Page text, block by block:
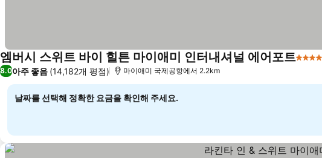
엠버시 스위트 바이 힐튼 마이애미 인터내셔널 에어포트4 성급
8.0아주 좋음 (14,182개 평점) 마이애미 국제공항에서 2.2km
날짜를 선택해 정확한 요금을 확인해 주세요.